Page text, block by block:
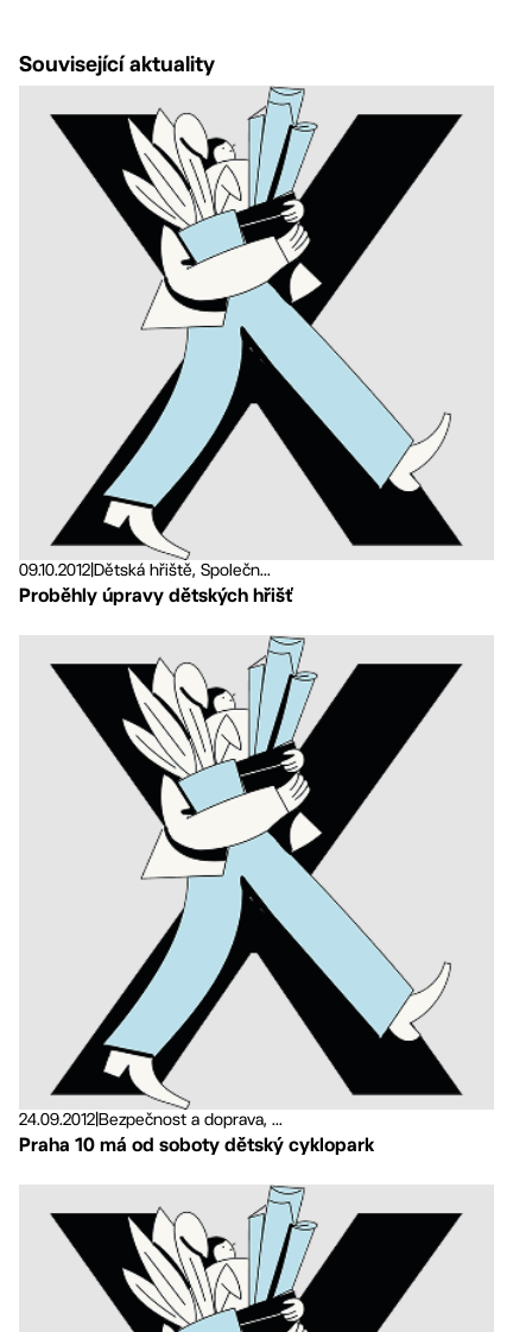
Související aktuality
09.10.2012Dětská hřiště, Společn...
Proběhly úpravy dětských hřišť
24.09.2012|Bezpečnost a doprava, ...
Praha 10 má od soboty dětský cyklopark